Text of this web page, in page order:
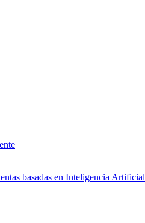
basadas en Inteligencia Artificial